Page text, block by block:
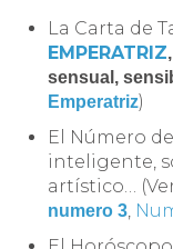
La Carta de
EMPERATRIZ,
sensual,
Emperatriz)
El Número de
inteligente,
artístico…
numero 3